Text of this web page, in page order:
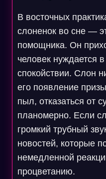
В восточных
слоненок во сне —
помощника. Он
человек нуждается
спокойствии. Слон
его появление
пыл, отказаться от
планомерно. Если
громкий трубный
новостей, которые
немедленной
процветанию.